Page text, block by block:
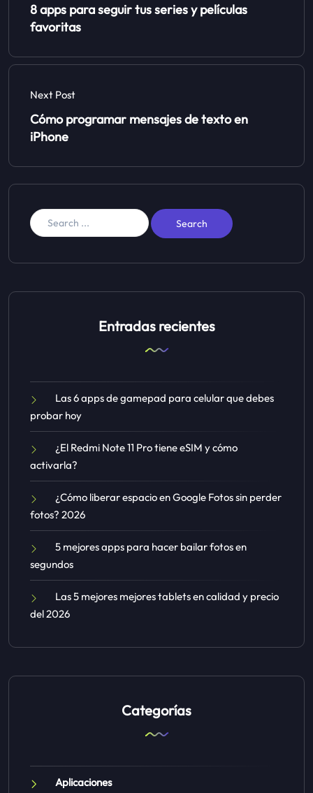
8 apps para seguir tus series y películas
favoritas
Next Post
Cómo programar mensajes de texto en
iPhone
Entradas recientes
Las 6 apps de gamepad para celular que debes
probar hoy
¿El Redmi Note 11 Pro tiene eSIM y cómo
activarla?
¿Cómo liberar espacio en Google Fotos sin perder
fotos? 2026
5 mejores apps para hacer bailar fotos en
segundos
Las 5 mejores mejores tablets en calidad y precio
del 2026
Categorías
Aplicaciones